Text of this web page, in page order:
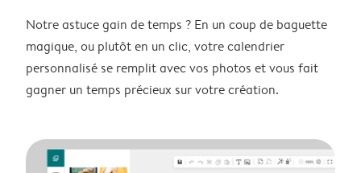
Notre astuce gain de temps ? En un coup de baguette
magique, ou plutôt en un clic, votre calendrier
personnalisé se remplit avec vos photos et vous fait
gagner un temps précieux sur votre création.